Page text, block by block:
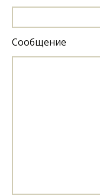
Сообщение